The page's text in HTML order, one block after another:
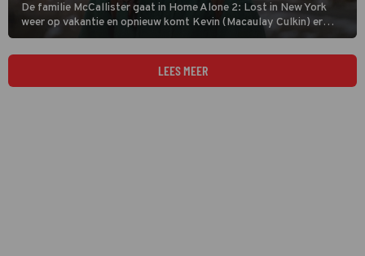
De familie McCallister gaat in Home Alone 2: Lost in New York
weer op vakantie en opnieuw komt Kevin (Macaulay Culkin) er
alleen voor te staan. Hij stapt per ongeluk in het verkeerde
vliegtuig en belandt in New York. Daar komt hij zijn oude rivalen
weer tegen: de inbrekers Harry en Marv.
LEES MEER